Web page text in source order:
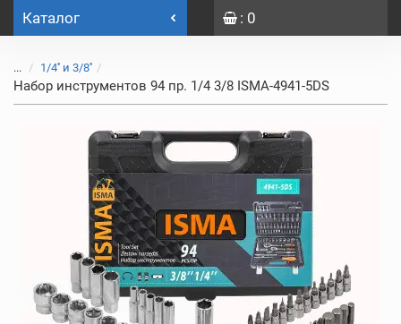
Каталог : 0
... 1/4'' и 3/8''
Набор инструментов 94 пр. 1/4 3/8 ISMA-4941-5DS